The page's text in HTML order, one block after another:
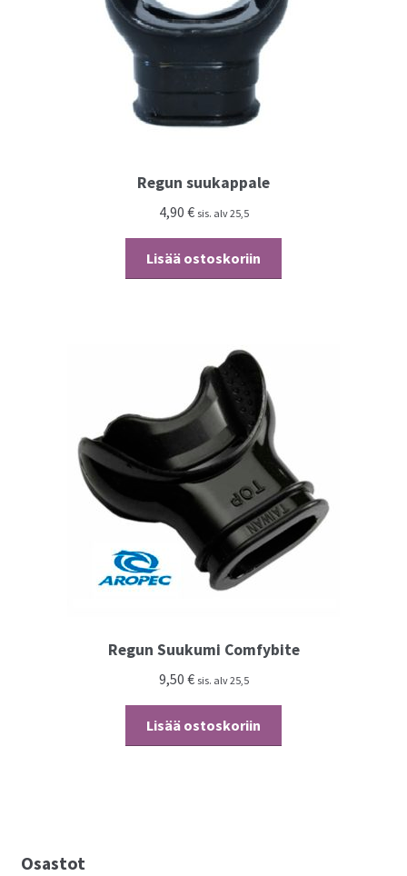
Regun suukappale
4,90 € sis. alv 25,5
Lisää ostoskoriin
Regun Suukumi Comfybite
9,50 € sis. alv 25,5
Lisää ostoskoriin
Osastot